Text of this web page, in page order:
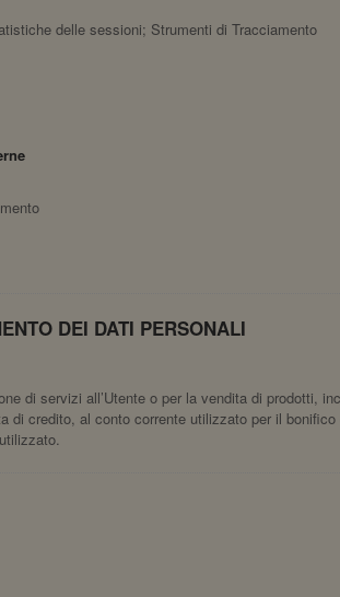
delle sessioni; Strumenti di Tracciamento
DEI DATI PERSONALI
di servizi all’Utente o per la vendita di prodotti,
di credito, al conto corrente utilizzato per il